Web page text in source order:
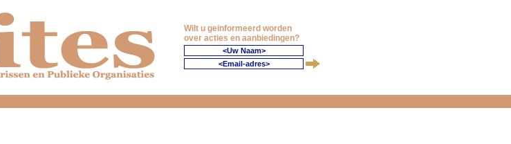
Wilt u geinformeerd worden
over acties en aanbiedingen?